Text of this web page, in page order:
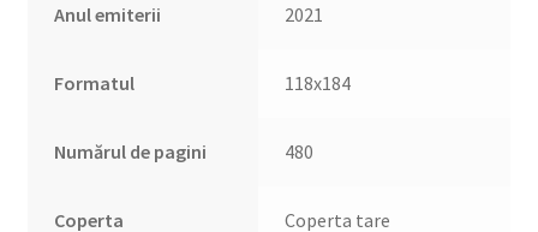
Anul emiterii 2021
Formatul 118х184
Numărul de pagini 480
Coperta Coperta tare